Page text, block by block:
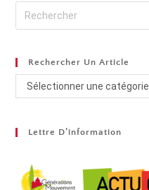
Rechercher Un Article
Sélectionner une catégorie
Lettre D’information